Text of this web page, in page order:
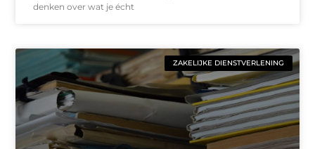
denken over wat je écht
ZAKELIJKE DIENSTVERLENING